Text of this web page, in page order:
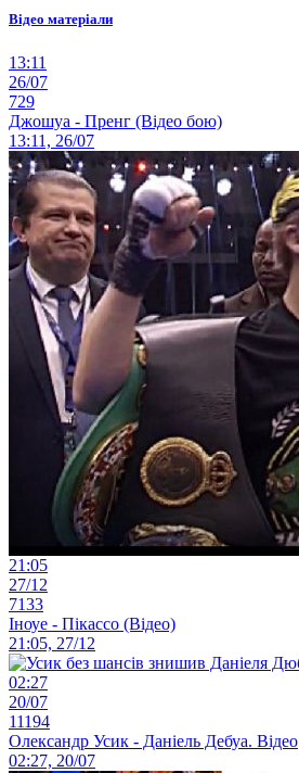
Відео матеріали
13:11
26/07
729
Джошуа - Пренг (Відео бою)
13:11, 26/07
21:05
27/12
7133
Іноуе - Пікассо (Відео)
21:05, 27/12
02:27
20/07
11194
Олександр Усик - Даніель Дебуа. Відео
02:27, 20/07